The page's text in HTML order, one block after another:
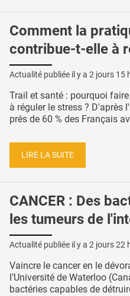
Comment la
contribue-t-elle à
Actualité publiée il y a 2 jours 15
Trail et santé : pourquoi
à réguler le stress ? D'après
près de 60 % des Français
LIRE LA SUITE
CANCER : Des
les tumeurs de
Actualité publiée il y a 2 jours 22
Vaincre le cancer en le
l’Université de Waterloo
bactéries capables de